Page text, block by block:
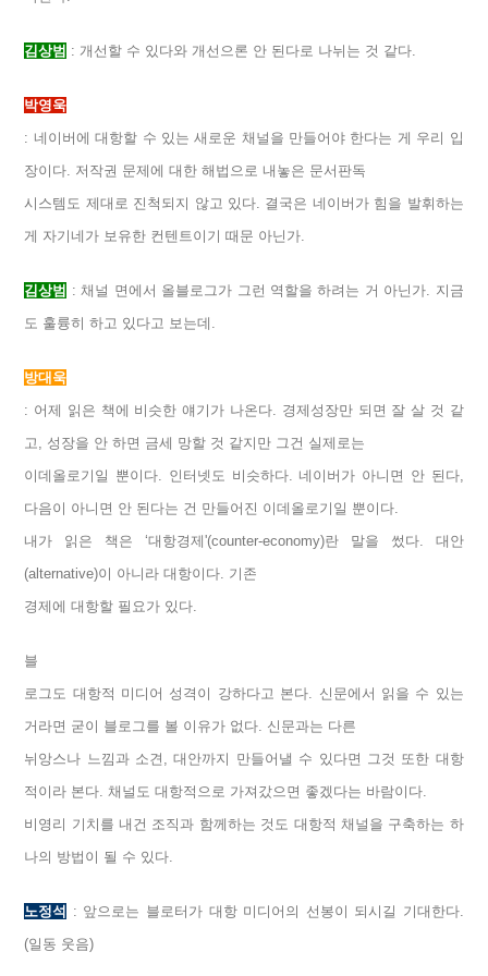
김상범 : 개선할 수 있다와 개선으론 안 된다로 나뉘는 것 같다.
박영욱
: 네이버에 대항할 수 있는 새로운 채널을 만들어야 한다는 게 우리 입
장이다. 저작권 문제에 대한 해법으로 내놓은 문서판독
시스템도 제대로 진척되지 않고 있다. 결국은 네이버가 힘을 발휘하는
게 자기네가 보유한 컨텐트이기 때문 아닌가.
김상범 : 채널 면에서 올블로그가 그런 역할을 하려는 거 아닌가. 지금
도 훌륭히 하고 있다고 보는데.
방대욱
: 어제 읽은 책에 비슷한 얘기가 나온다. 경제성장만 되면 잘 살 것 같
고, 성장을 안 하면 금세 망할 것 같지만 그건 실제로는
이데올로기일 뿐이다. 인터넷도 비슷하다. 네이버가 아니면 안 된다,
다음이 아니면 안 된다는 건 만들어진 이데올로기일 뿐이다.
내가 읽은 책은 ‘대항경제'(counter-economy)란 말을 썼다. 대안
(alternative)이 아니라 대항이다. 기존
경제에 대항할 필요가 있다.
블
로그도 대항적 미디어 성격이 강하다고 본다. 신문에서 읽을 수 있는
거라면 굳이 블로그를 볼 이유가 없다. 신문과는 다른
뉘앙스나 느낌과 소견, 대안까지 만들어낼 수 있다면 그것 또한 대항
적이라 본다. 채널도 대항적으로 가져갔으면 좋겠다는 바람이다.
비영리 기치를 내건 조직과 함께하는 것도 대항적 채널을 구축하는 하
나의 방법이 될 수 있다.
노정석
: 앞으로는 블로터가 대항 미디어의 선봉이 되시길 기대한다.
(일동 웃음)